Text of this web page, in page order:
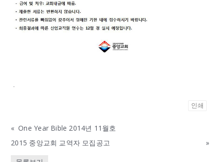
.
인쇄
« One Year Bible 2014년 11월호
2015 중앙교회 교역자 모집공고
»